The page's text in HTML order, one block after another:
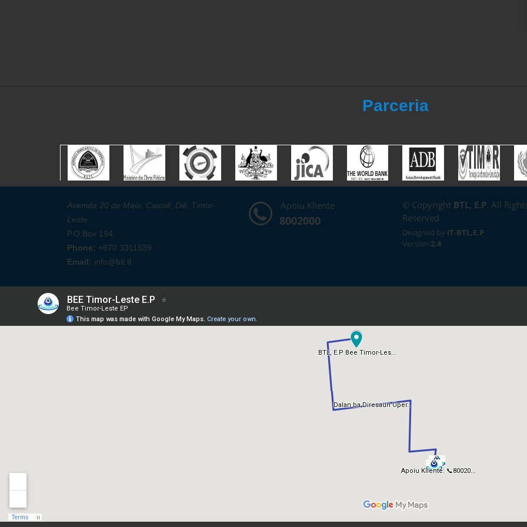
Parceria
Avenida 20 de Maio, Caicoli, Dili, Timor-
Leste
P.O.Box 194.
Phone: +670 3311539
Email: info@btl.tl
Apoiu Kliente
8002000
© Copyright BTL, E.P. All
Reserved
Designed by IT-BTL,E.P
Version 2.4